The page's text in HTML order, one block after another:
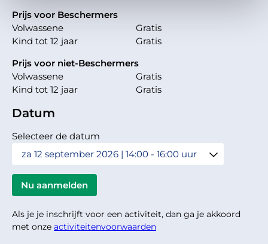
Prijs voor Beschermers
Volwassene
Gratis
Kind tot 12 jaar
Gratis
Prijs voor niet-Beschermers
Volwassene
Gratis
Kind tot 12 jaar
Gratis
Datum
Selecteer de datum
Als je je inschrijft voor een activiteit, dan ga je akkoord
met onze activiteitenvoorwaarden